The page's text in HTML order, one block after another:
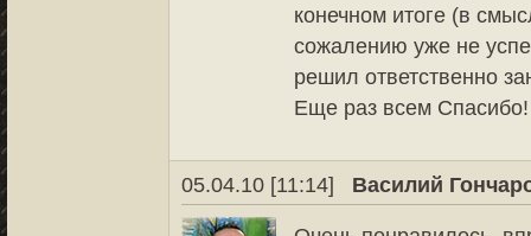
конечном итоге (в
сожалению уже не
решил ответственно
Еще раз всем Спасибо!
05.04.10 [11:14] Василий